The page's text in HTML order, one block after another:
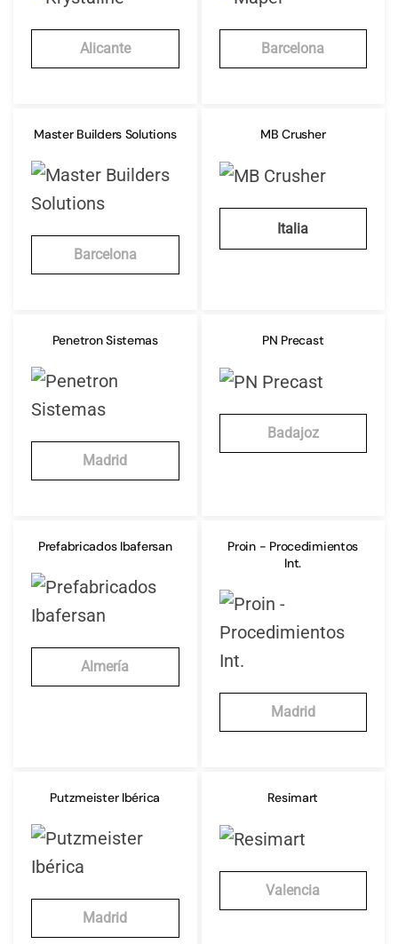
Alicante Barcelona
Master Builders Solutions
Barcelona
MB Crusher
Italia
Penetron Sistemas
Madrid
PN Precast
Badajoz
Prefabricados Ibafersan
Almería
Proin - Procedimientos
Int.
Madrid
Putzmeister Ibérica
Madrid
Resimart
Valencia